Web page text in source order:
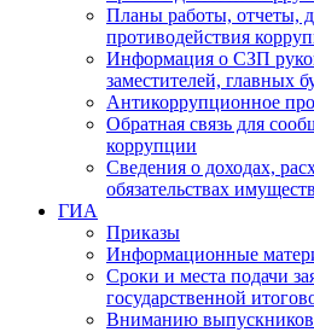
Планы работы, отчеты,
противодействия
Информация о СЗП
заместителей, главных
Антикоррупционное
Обратная связь для
коррупции
Сведения о доходах,
обязательствах
ГИА
Приказы
Информационные
Сроки и места подачи
государственной
Вниманию